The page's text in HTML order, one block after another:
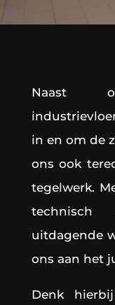
Naast
in en om de
ons ook
tegelwerk.
technisch
uitdagende
ons aan het
Denk